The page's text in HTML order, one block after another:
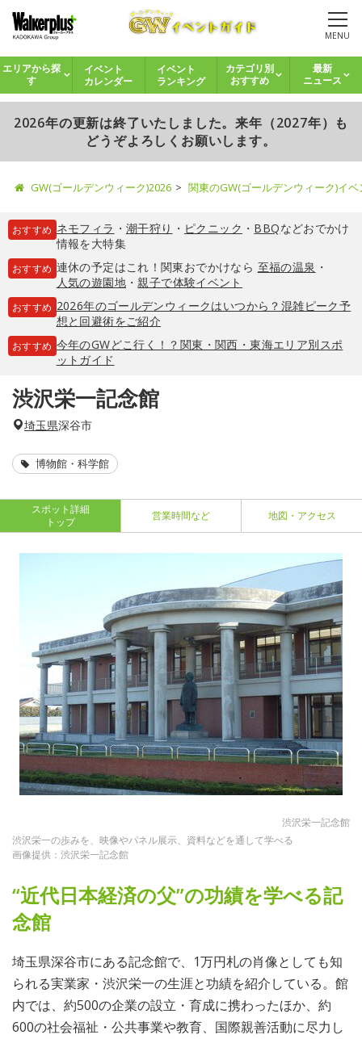
MENU
エリアから探
す
イベント
カレンダー
イベント
ランキング
カテゴリ別
おすすめ
最新
ニュース
2026年の更新は終了いたしました。来年（2027年）も
どうぞよろしくお願いします。
GW(ゴールデンウィーク)2026 関東のGW(ゴールデンウィーク)イ
おすすめ ネモフィラ ・ 潮干狩り ・ ピクニック ・ BBQなどおでかけ
情報を大特集
おすすめ 連休の予定はこれ！関東おでかけなら 至福の温泉 ・
人気の遊園地・親子で体験イベント
おすすめ 2026年のゴールデンウィークはいつから？混雑ピーク予
想と回避術をご紹介
おすすめ 今年のGWどこ行く！？関東・関西・東海エリア別スポ
ットガイド
渋沢栄一記念館
埼玉県深谷市
博物館・科学館
スポット詳細
トップ
営業時間など 地図・アクセス
渋沢栄一記念館
渋沢栄一の歩みを、映像やパネル展示、資料などを通して学べる
画像提供：渋沢栄一記念館
“近代日本経済の父”の功績を学べる記
念館
埼玉県深谷市にある記念館で、1万円札の肖像としても知
られる実業家・渋沢栄一の生涯と功績を紹介している。館
内では、約500の企業の設立・育成に携わったほか、約
600の社会福祉・公共事業や教育、国際親善活動に尽力し